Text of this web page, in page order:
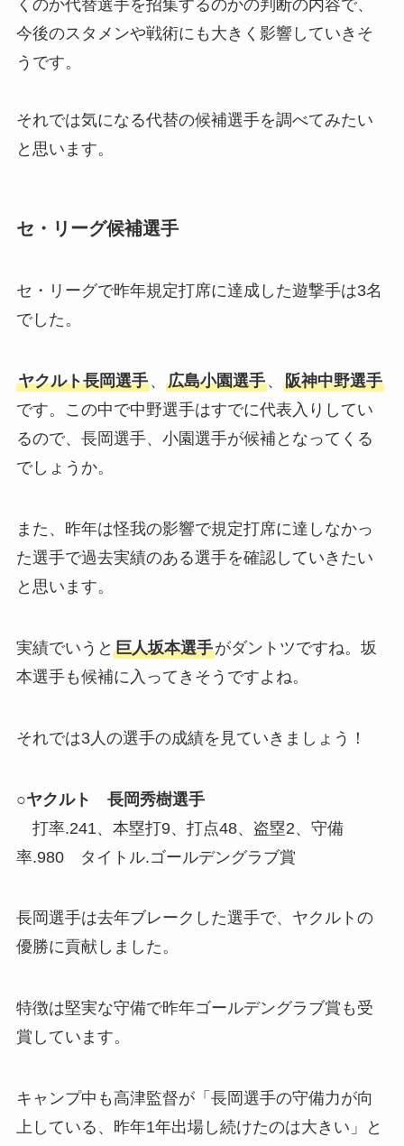
くのか代替選手を招集するのかの判断の内容で、
今後のスタメンや戦術にも大きく影響していきそ
うです。
それでは気になる代替の候補選手を調べてみたい
と思います。
セ・リーグ候補選手
セ・リーグで昨年規定打席に達成した遊撃手は3名
でした。
ヤクルト長岡選手、 広島小園選手、 阪神中野選手
です。この中で中野選手はすでに代表入りしてい
るので、長岡選手、小園選手が候補となってくる
でしょうか。
また、昨年は怪我の影響で規定打席に達しなかっ
た選手で過去実績のある選手を確認していきたい
と思います。
実績でいうと 巨人坂本選手がダントツですね。坂
本選手も候補に入ってきそうですよね。
それでは3人の選手の成績を見ていきましょう！
○ヤクルト 長岡秀樹選手
打率.241、本塁打9、打点48、盗塁2、守備
率.980 タイトル.ゴールデングラブ賞
長岡選手は去年ブレークした選手で、ヤクルトの
優勝に貢献しました。
特徴は堅実な守備で昨年ゴールデングラブ賞も受
賞しています。
キャンプ中も高津監督が「長岡選手の守備力が向
上している、昨年1年出場し続けたのは大きい」と